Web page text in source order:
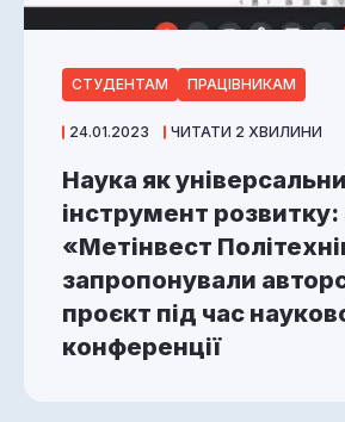
СТУДЕНТАМ ПРАЦІВНИКАМ
24.01.2023 ЧИТАТИ 2 ХВИЛИНИ
Наука як
інструмент
«Метінвест
запропонували
проєкт під час
конференції